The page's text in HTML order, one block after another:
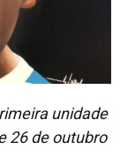
unidade
26 de outubro